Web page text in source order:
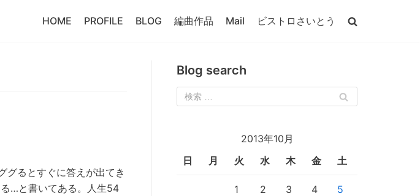
HOME PROFILE BLOG 編曲作品 Mail ビストロさいとう
グるとすぐに答えが出てき
…と書いてある。人生54
Blog search
2013年10月
日
月 火 水 木 金 土
1 2 3 4 5